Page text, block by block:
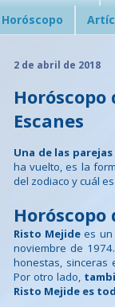
Horóscopo
2 de abril de 2018
Horóscopo
Escanes
Una de las
ha vuelto, es la
del zodiaco y cuál
Risto Mejide es un
noviembre de 1974.
honestas, sinceras
Por otro lado,
Risto Mejide es